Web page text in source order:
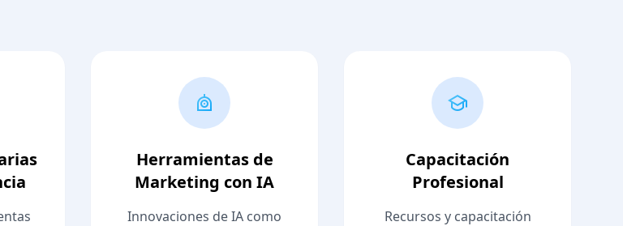
Herramientas de
Marketing con IA
Innovaciones de IA como
Capacitación
Profesional
Recursos y capacitación